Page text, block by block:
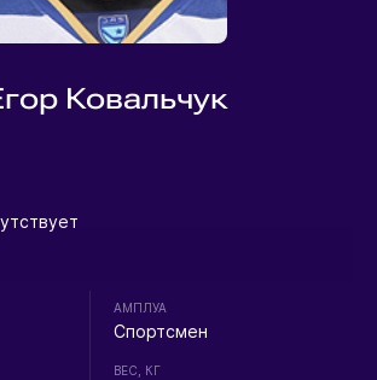
Ковальчук
АМПЛУА
Спортсмен
ВЕС, КГ